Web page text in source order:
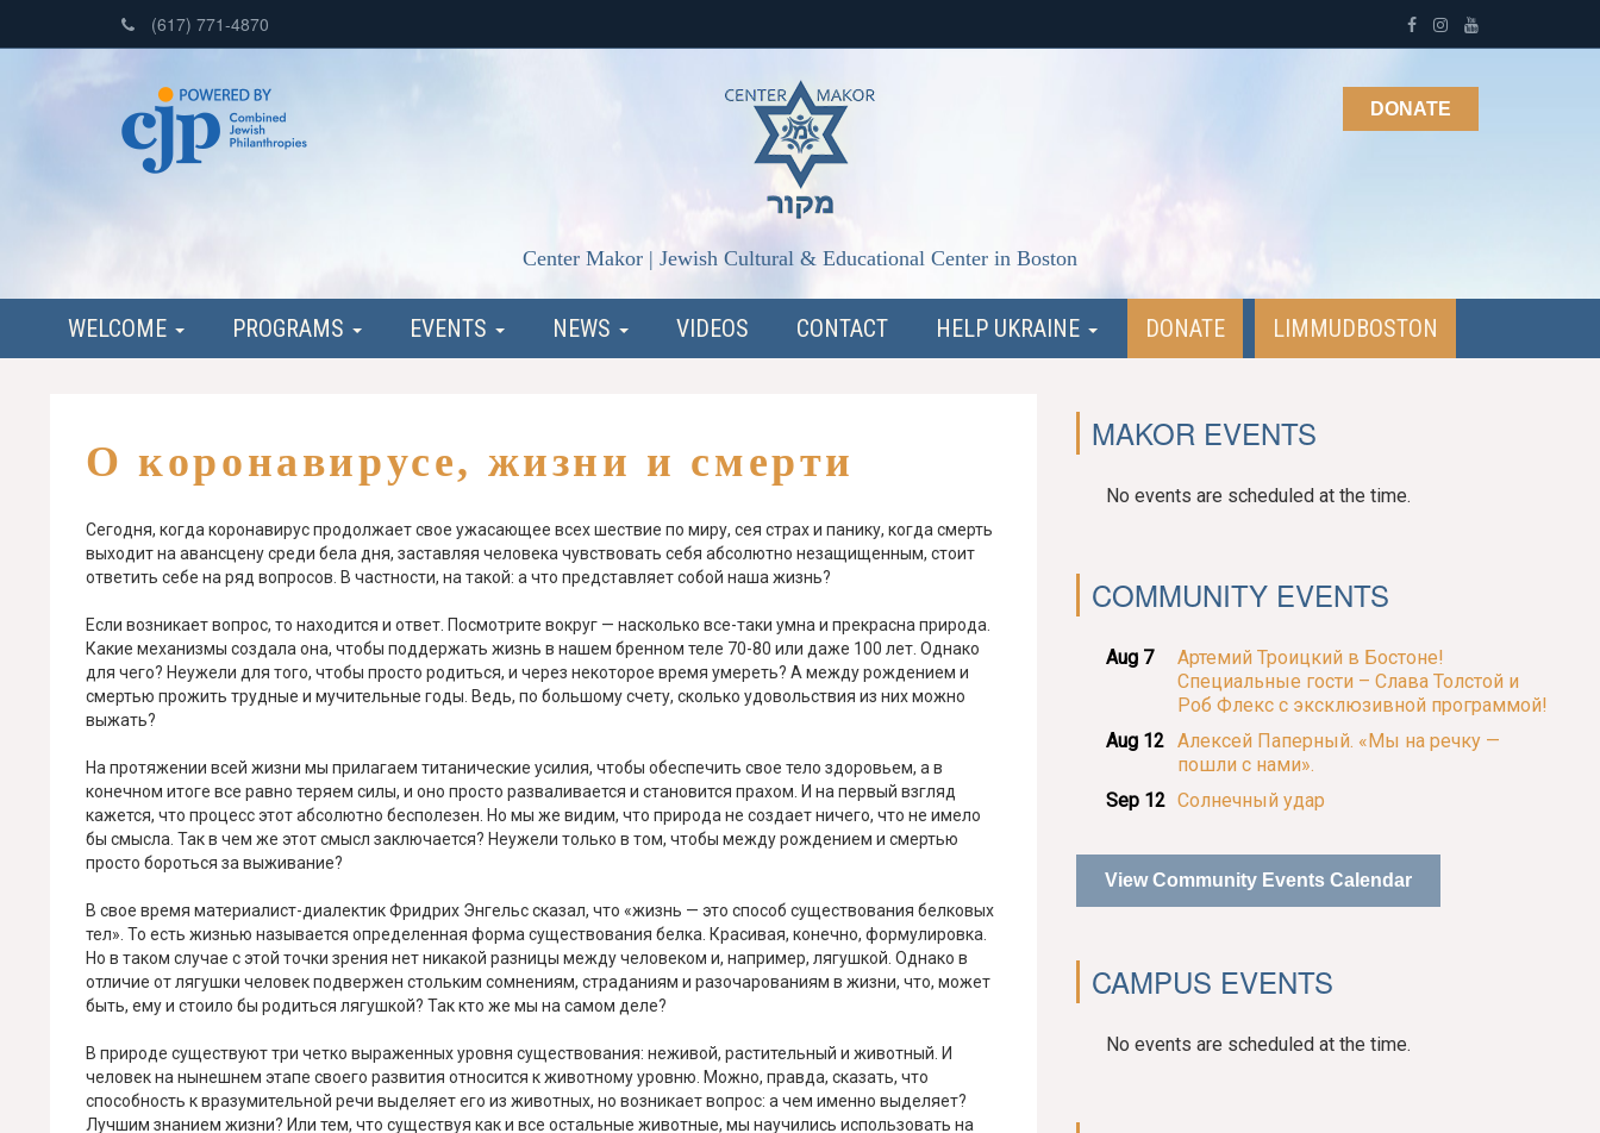
(617) 771-4870
Center Makor | Jewish Cultural & Educational Center in Boston
DONATE
WELCOME PROGRAMS EVENTS NEWS VIDEOS CONTACT HELP UKRAINE DONATE LIMMUDBOSTON
О коронавирусе, жизни и смерти
Сегодня, когда коронавирус продолжает свое ужасающее всех шествие по миру, сея страх и панику, когда смерть
выходит на авансцену среди бела дня, заставляя человека чувствовать себя абсолютно незащищенным, стоит
ответить себе на ряд вопросов. В частности, на такой: а что представляет собой наша жизнь?
Если возникает вопрос, то находится и ответ. Посмотрите вокруг — насколько все-таки умна и прекрасна природа.
Какие механизмы создала она, чтобы поддержать жизнь в нашем бренном теле 70-80 или даже 100 лет. Однако
для чего? Неужели для того, чтобы просто родиться, и через некоторое время умереть? А между рождением и
смертью прожить трудные и мучительные годы. Ведь, по большому счету, сколько удовольствия из них можно
выжать?
На протяжении всей жизни мы прилагаем титанические усилия, чтобы обеспечить свое тело здоровьем, а в
конечном итоге все равно теряем силы, и оно просто разваливается и становится прахом. И на первый взгляд
кажется, что процесс этот абсолютно бесполезен. Но мы же видим, что природа не создает ничего, что не имело
бы смысла. Так в чем же этот смысл заключается? Неужели только в том, чтобы между рождением и смертью
просто бороться за выживание?
В свое время материалист-диалектик Фридрих Энгельс сказал, что «жизнь — это способ существования белковых
тел». То есть жизнью называется определенная форма существования белка. Красивая, конечно, формулировка.
Но в таком случае с этой точки зрения нет никакой разницы между человеком и, например, лягушкой. Однако в
отличие от лягушки человек подвержен стольким сомнениям, страданиям и разочарованиям в жизни, что, может
быть, ему и стоило бы родиться лягушкой? Так кто же мы на самом деле?
В природе существуют три четко выраженных уровня существования: неживой, растительный и животный. И
человек на нынешнем этапе своего развития относится к животному уровню. Можно, правда, сказать, что
способность к вразумительной речи выделяет его из животных, но возникает вопрос: а чем именно выделяет?
Лучшим знанием жизни? Или тем, что существуя как и все остальные животные, мы научились использовать на
MAKOR EVENTS
No events are scheduled at the time.
COMMUNITY EVENTS
Aug 7
Артемий Троицкий в Бостоне!
Специальные гости – Слава Толстой и
Роб Флекс с эксклюзивной программой!
Aug 12
Алексей Паперный. «Мы на речку —
пошли с нами».
Sep 12 Солнечный удар
View Community Events Calendar
CAMPUS EVENTS
No events are scheduled at the time.